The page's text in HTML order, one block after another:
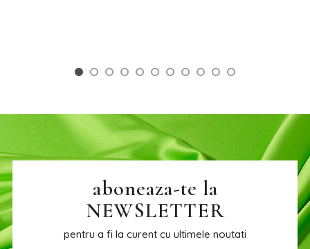
aboneaza-te la
NEWSLETTER
pentru a fi la curent cu ultimele noutati